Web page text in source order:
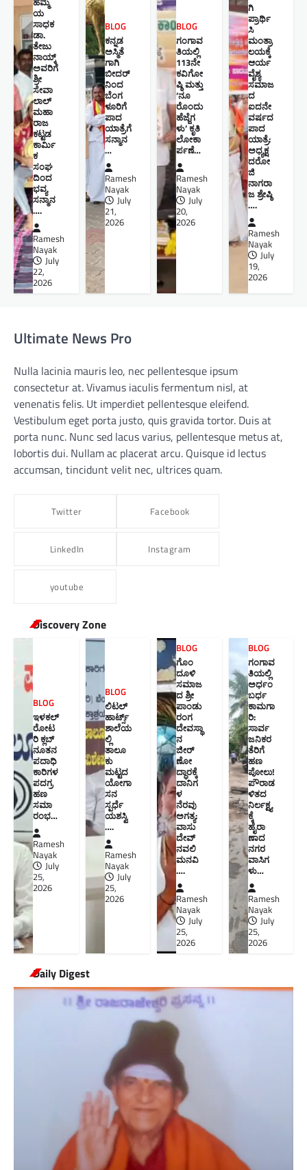
ಯ
ಸಾಧಕ
ಡಾ.
ತೇಜು
ನಾಯ್ಕ್
ಅವರಿಗೆ
ಶ್ರೀ
ಸೇವಾ
ಲಾಲ್
ಮಹಾ
ರಾಜ
ಕಟ್ಟಡ
ಕಾರ್ಮಿ
ಕ
ಸಂಘ
ದಿಂದ
ಭವ್ಯ
ಸನ್ಮಾನ
….
Ramesh
Nayak
July
22,
2026
BLOG
ಕನ್ನಡ
ಅಸ್ಮಿತೆ
ಗಾಗಿ
ಬೀದರ್
ನಿಂದ
ಬೆಂಗ
ಳೂರಿಗೆ
ಪಾದ
ಯಾತ್ರೆಗೆ
ಸನ್ಮಾನ
…
Ramesh
Nayak
July
21,
2026
BLOG
ಗಂಗಾವ
ತಿಯಲ್ಲಿ
113ನೇ
ಕವಿಗೋ
ಷ್ಠಿ ಮತ್ತು
‘ನೂ
ರೊಂದು
ಹೆಜ್ಜೆಗ
ಳು’ ಕೃತಿ
ಲೋಕಾ
ರ್ಪಣೆ…
Ramesh
Nayak
July
20,
2026
ಗಿ
ಪ್ರಾರ್ಥಿ
ಸಿ
ಮಂತ್ರಾ
ಲಯಕ್ಕೆ
ಆರ್ಯ
ವೈಶ್ಯ
ಸಮಾಜ
ದ
ಐದನೇ
ವರ್ಷದ
ಪಾದ
ಯಾತ್ರೆ:
ಅಧ್ಯಕ್ಷ
ದರೋ
ಜಿ
ನಾಗರಾ
ಜ ಶ್ರೇಷ್ಠಿ ​
….
Ramesh
Nayak
July
19,
2026
Ultimate News Pro
Nulla lacinia mauris leo, nec pellentesque ipsum
consectetur at. Vivamus iaculis fermentum nisl, at
venenatis felis. Ut imperdiet pellentesque eleifend.
Vestibulum eget porta justo, quis gravida tortor. Duis at
porta nunc. Nunc sed lacus varius, pellentesque metus at,
lobortis dui. Nullam ac placerat arcu. Quisque id lectus
accumsan, tincidunt velit nec, ultrices quam.
Twitter Facebook
LinkedIn Instagram
youtube
Discovery Zone
BLOG
ಇಳಕಲ್
ರೋಟ
ರಿ ಕ್ಲಬ್
ನೂತನ‌
ಪದಾಧಿ
ಕಾರಿಗಳ
ಪದಗ್ರ
ಹಣ
ಸಮಾ
ರಂಭ…
Ramesh
Nayak
July
25,
2026
BLOG
ಲಿಟಲ್
ಹಾರ್ಟ್ಸ್
ಶಾಲೆಯ
ಲ್ಲಿ
ತಾಲೂ
ಕು
ಮಟ್ಟದ
ಯೋಗಾ
ಸನ
ಸ್ಪರ್ಧೆ
ಯಶಸ್ವಿ
….
Ramesh
Nayak
July
25,
2026
BLOG
ಗೊಂ
ದೂಳಿ
ಸಮಾಜ
ದ ಶ್ರೀ
ಪಾಂಡು
ರಂಗ
ದೇವಸ್ಥಾ
ನ
ಜೀರ್
ಣೋ
ದ್ಧಾರಕ್ಕೆ
ದಾನಿಗ
ಳ
ನೆರವು
ಅಗತ್ಯ:
ವಾಸು
ದೇವ್
ನವಲಿ
ಮನವಿ​
….
Ramesh
Nayak
July
25,
2026
BLOG
ಗಂಗಾವ
ತಿಯಲ್ಲಿ
ಅರ್ಧಂ
ಬರ್ಧ
ಕಾಮಗಾ
ರಿ:
ಸಾರ್ವ
ಜನಿಕರ
ತೆರಿಗೆ
ಹಣ
ಪೋಲು!
ಪೌರಾಡ
ಳಿತದ
ನಿರ್ಲಕ್ಷ್ಯ
ಕ್ಕೆ
ಹೈರಾ
ಣಾದ
ನಗರ
ವಾಸಿಗ
ಳು​…
Ramesh
Nayak
July
25,
2026
Daily Digest